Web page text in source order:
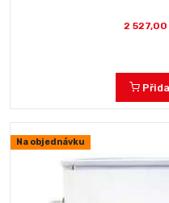
2 527,00
Na objednávku